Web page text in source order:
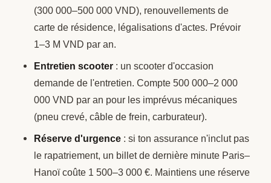
(300 000–500 000 VND), renouvellements de
carte de résidence, légalisations d'actes. Prévoir
1–3 M VND par an.
Entretien scooter : un scooter d'occasion
demande de l'entretien. Compte 500 000–2 000
000 VND par an pour les imprévus mécaniques
(pneu crevé, câble de frein, carburateur).
Réserve d'urgence : si ton assurance n'inclut pas
le rapatriement, un billet de dernière minute Paris–
Hanoï coûte 1 500–3 000 €. Maintiens une réserve